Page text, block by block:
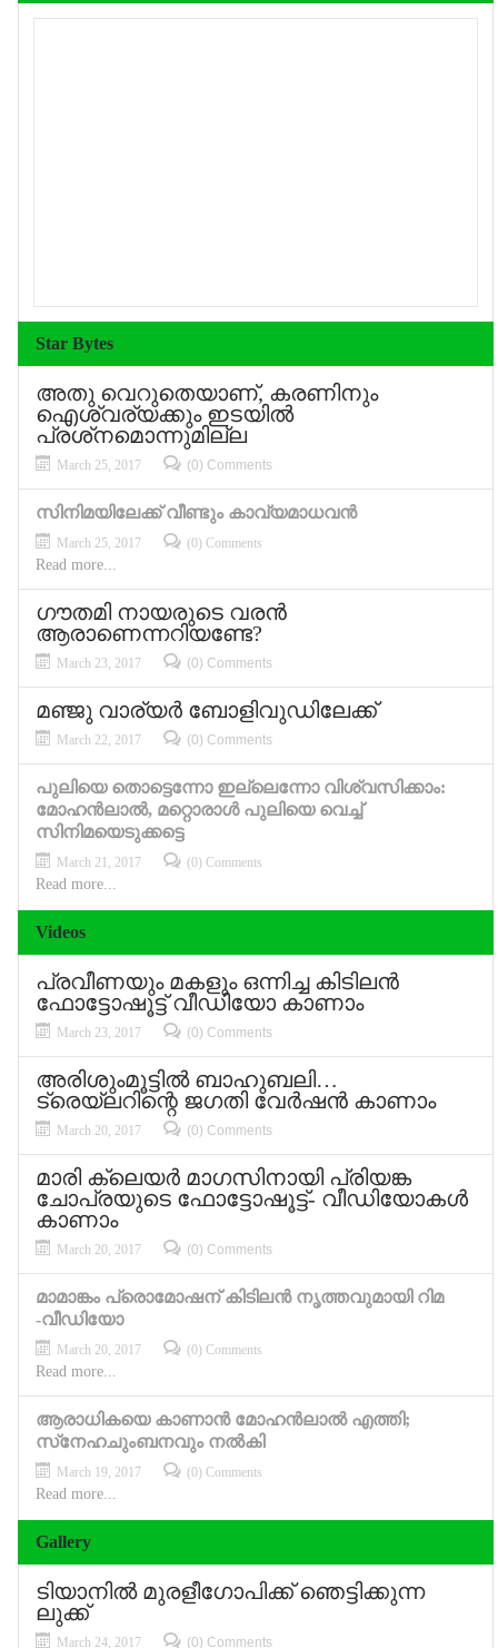
Star Bytes
അതു വെറുതെയാണ്, കരണിനും
ഐശ്വര്യക്കും ഇടയില്‍
പ്രശ്‌നമൊന്നുമില്ല
March 25, 2017 (0) Comments
സിനിമയിലേക്ക് വീണ്ടും കാവ്യമാധവന്‍
March 25, 2017 (0) Comments
Read more...
ഗൗതമി നായരുടെ വരന്‍
ആരാണെന്നറിയണ്ടേ?
March 23, 2017 (0) Comments
മഞ്ജു വാര്യര്‍ ബോളിവുഡിലേക്ക്
March 22, 2017 (0) Comments
പുലിയെ തൊട്ടെന്നോ ഇല്ലെന്നോ വിശ്വസിക്കാം:
മോഹന്‍ലാല്‍, മറ്റൊരാള്‍ പുലിയെ വെച്ച്
സിനിമയെടുക്കട്ടെ
March 21, 2017 (0) Comments
Read more...
Videos
പ്രവീണയും മകളും ഒന്നിച്ച കിടിലന്‍
ഫോട്ടോഷൂട്ട് വീഡിയോ കാണാം
March 23, 2017 (0) Comments
അരിശുംമൂട്ടില്‍ ബാഹുബലി…
ട്രെയ്‌ലറിന്റെ ജഗതി വേര്‍ഷന്‍ കാണാം
March 20, 2017 (0) Comments
മാരി ക്ലെയര്‍ മാഗസിനായി പ്രിയങ്ക
ചോപ്രയുടെ ഫോട്ടോഷൂട്ട്- വീഡിയോകള്‍
കാണാം
March 20, 2017 (0) Comments
മാമാങ്കം പ്രൊമോഷന് കിടിലന്‍ നൃത്തവുമായി റിമ
-വീഡിയോ
March 20, 2017 (0) Comments
Read more...
ആരാധികയെ കാണാന്‍ മോഹന്‍ലാല്‍ എത്തി;
സ്‌നേഹചുംബനവും നല്‍കി
March 19, 2017 (0) Comments
Read more...
Gallery
ടിയാനില്‍ മുരളീഗോപിക്ക് ഞെട്ടിക്കുന്ന
ലുക്ക്
March 24, 2017 (0) Comments